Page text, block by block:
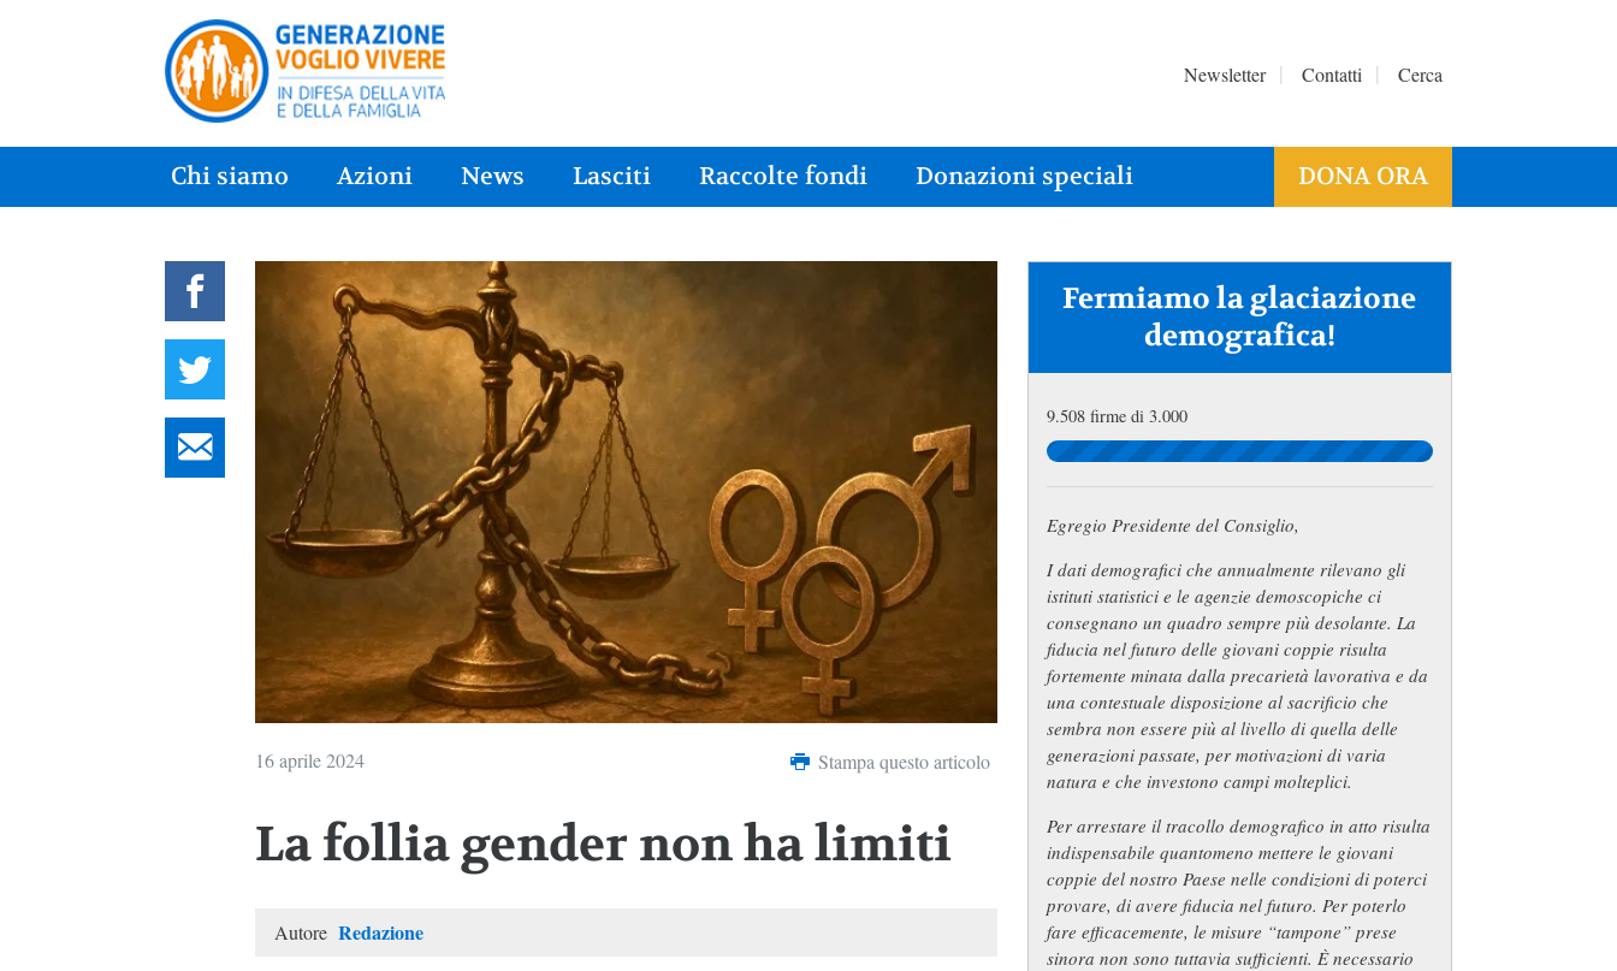
Newsletter Contatti Cerca
Chi siamo Azioni News Lasciti Raccolte fondi Donazioni speciali DONA ORA
16 aprile 2024 Stampa questo articolo
La follia gender non ha limiti
Autore Redazione
Fermiamo la glaciazione
demografica!
9.508 firme di 3.000
Egregio Presidente del Consiglio,
I dati demografici che annualmente rilevano gli
istituti statistici e le agenzie demoscopiche ci
consegnano un quadro sempre più desolante. La
fiducia nel futuro delle giovani coppie risulta
fortemente minata dalla precarietà lavorativa e da
una contestuale disposizione al sacrificio che
sembra non essere più al livello di quella delle
generazioni passate, per motivazioni di varia
natura e che investono campi molteplici.
Per arrestare il tracollo demografico in atto risulta
indispensabile quantomeno mettere le giovani
coppie del nostro Paese nelle condizioni di poterci
provare, di avere fiducia nel futuro. Per poterlo
fare efficacemente, le misure “tampone” prese
sinora non sono tuttavia sufficienti. È necessario